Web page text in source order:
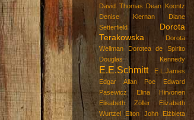
David Thomas
Dean Koontz
Denise Kiernan
Diane
Setterfield
Dorota
Terakowska
Dorota
Wellman
Dorotea de Spirito
Douglas Kennedy
E.E.Schmitt
E.L.James
Edgar Allan Poe
Edward
Pasewicz
Elina Hirvonen
Elisabeth Zöller
Elizabeth
Wurtzel
Elton John
Elżbieta